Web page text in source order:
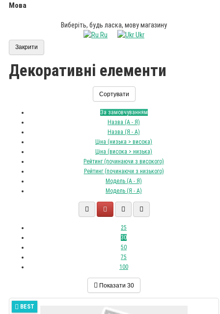
Мова
Виберіть, будь ласка, мову магазину
Ru
Ukr
Закрити
Декоративні елементи
Сортувати
За замовчуванням
Назва (А - Я)
Назва (Я - А)
Ціна (низька > висока)
Ціна (висока > низька)
Рейтинг (починаючи з високого)
Рейтинг (починаючи з низького)
Модель (А - Я)
Модель (Я - А)
25
30
50
75
100
Показати 30
BEST